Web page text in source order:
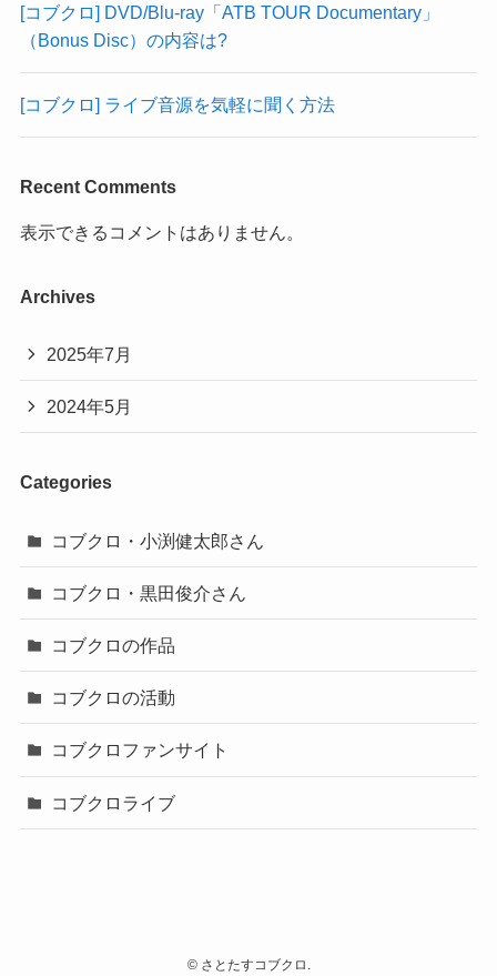
[コブクロ] DVD/Blu-ray「ATB TOUR Documentary」
（Bonus Disc）の内容は?
[コブクロ] ライブ音源を気軽に聞く方法
Recent Comments
表示できるコメントはありません。
Archives
2025年7月
2024年5月
Categories
コブクロ・小渕健太郎さん
コブクロ・黒田俊介さん
コブクロの作品
コブクロの活動
コブクロファンサイト
コブクロライブ
©さとたすコブクロ.